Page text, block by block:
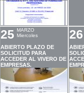
25
MARZO
Miercoles
ABIERTO PLAZO DE
SOLICITUD PARA
ACCEDER AL VIVERO DE
EMPRESAS.
26